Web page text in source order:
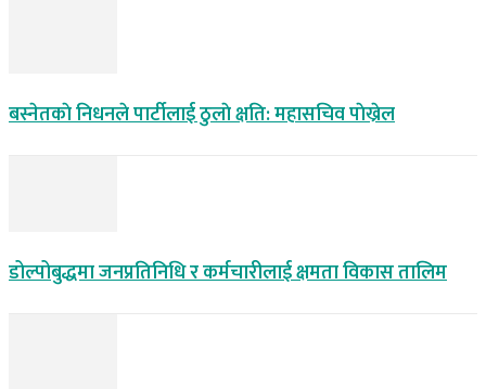
बस्नेतकाे निधनले पार्टीलाई ठुलाे क्षति: महासचिव पाेख्रेल
डोल्पोबुद्धमा जनप्रतिनिधि र कर्मचारीलाई क्षमता विकास तालिम